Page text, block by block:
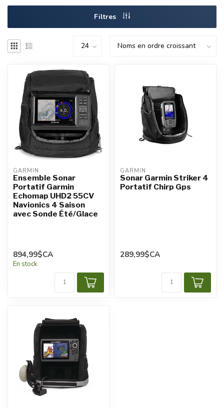
Filtres
GARMIN
Ensemble Sonar
Portatif Garmin
Echomap UHD2 55CV
Navionics 4 Saison
avec Sonde Été/Glace
894,99$CA
En stock
GARMIN
Sonar Garmin Striker 4
Portatif Chirp Gps
289,99$CA